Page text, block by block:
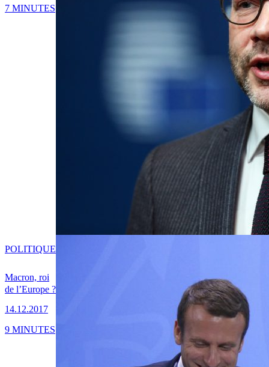
7 MINUTES
Macron, roi
de l’Europe ?
14.12.2017
POLITIQUE
9 MINUTES